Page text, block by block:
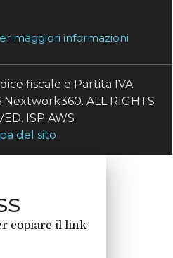
maggiori informazioni
fiscale e Partita IVA
ALL RIGHTS
ISP AWS
del sito
copiare il link